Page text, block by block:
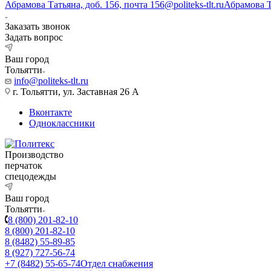
Абрамова Татьяна, доб. 156, почта 156@politeks-tlt.ruАбрамова
Заказать звонок
Задать вопрос
Ваш город
Тольятти
info@politeks-tlt.ru
г. Тольятти, ул. Заставная 26 А
Вконтакте
Одноклассники
Производство
перчаток
спецодежды
Ваш город
Тольятти
8 (800) 201-82-10
8 (800) 201-82-10
8 (8482) 55-89-85
8 (927) 727-56-74
+7 (8482) 55-65-74Отдел снабжения